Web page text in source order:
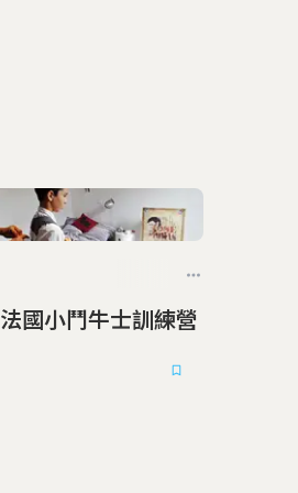
一圓競技夢 法國小鬥牛士訓練營